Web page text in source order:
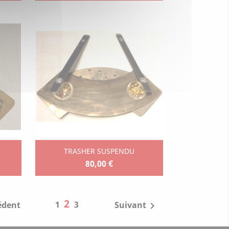
TRASHER SUSPENDU
80,00 €
Aperçu rapide
1 2 3 Suivant